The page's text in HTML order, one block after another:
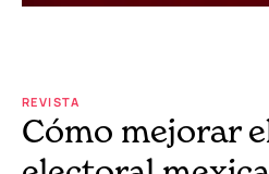
REVISTA
Cómo mejorar